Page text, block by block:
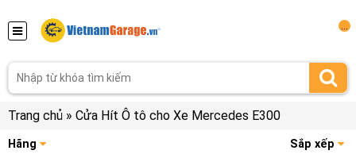
Trang chủ » Cửa Hít Ô tô cho Xe Mercedes E300
Hãng Sắp xếp